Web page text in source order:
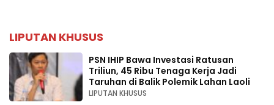
LIPUTAN KHUSUS
PSN IHIP Bawa Investasi Ratusan
Triliun, 45 Ribu Tenaga Kerja Jadi
Taruhan di Balik Polemik Lahan Laoli
LIPUTAN KHUSUS